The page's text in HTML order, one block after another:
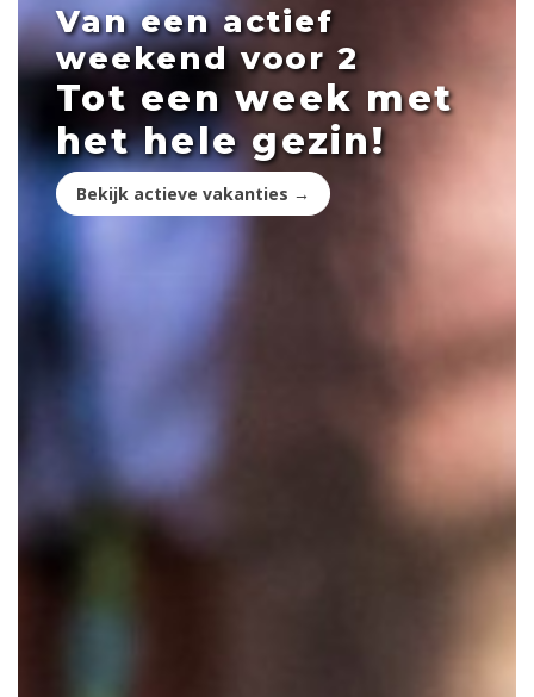
Van een actief
weekend voor 2
Tot een week met
het hele gezin!
Bekijk actieve vakanties →